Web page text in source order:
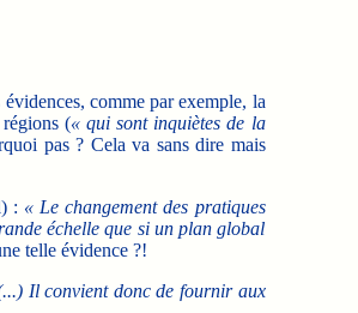
comme par exemple, la
(« qui sont inquiètes de la
pas ? Cela va sans dire mais
: « Le changement des pratiques
échelle que si un plan global
telle évidence ?!
Il convient donc de fournir aux